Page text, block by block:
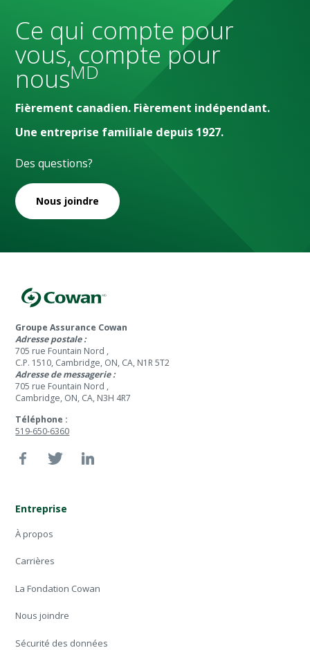
Ce qui compte pour
vous, compte pour
nousMD
Fièrement canadien. Fièrement indépendant.
Une entreprise familiale depuis 1927.
Des questions?
Nous joindre
Groupe Assurance Cowan
Adresse postale :
705 rue Fountain Nord ,
C.P. 1510, Cambridge, ON, CA, N1R 5T2
Adresse de messagerie :
705 rue Fountain Nord ,
Cambridge, ON, CA, N3H 4R7
Téléphone :
519-650-6360
Entreprise
À propos
Carrières
La Fondation Cowan
Nous joindre
Sécurité des données